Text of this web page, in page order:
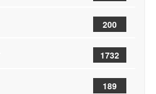
200
1732
189